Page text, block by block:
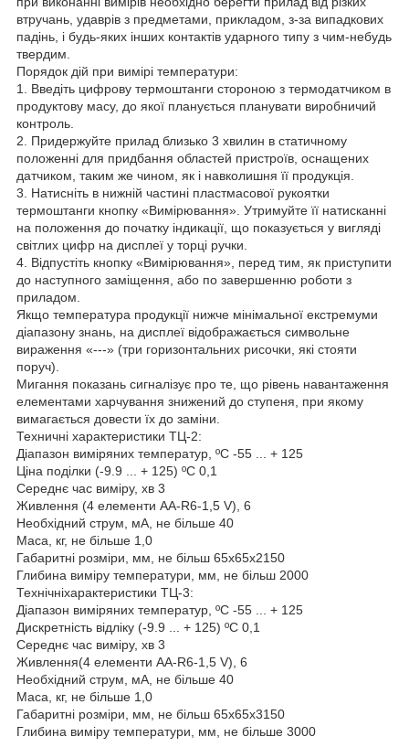
втручань, удаврів з предметами, прикладом, з-за випадкових
падінь, і будь-яких інших контактів ударного типу з чим-небудь
твердим.
Порядок дій при вимірі температури:
1. Введіть цифрову термоштанги стороною з термодатчиком в
продуктову масу, до якої планується планувати виробничий
контроль.
2. Придержуйте прилад близько 3 хвилин в статичному
положенні для придбання областей пристроїв, оснащених
датчиком, таким же чином, як і навколишня її продукція.
3. Натисніть в нижній частині пластмасової рукоятки
термоштанги кнопку «Вимірювання». Утримуйте її натисканні
на положення до початку індикації, що показується у вигляді
світлих цифр на дисплеї у торці ручки.
4. Відпустіть кнопку «Вимірювання», перед тим, як приступити
до наступного заміщення, або по завершенню роботи з
приладом.
Якщо температура продукції нижче мінімальної екстремуми
діапазону знань, на дисплеї відображається символьне
вираження «---» (три горизонтальних рисочки, які стояти
поруч).
Мигання показань сигналізує про те, що рівень навантаження
елементами харчування знижений до ступеня, при якому
вимагається довести їх до заміни.
Техничні характеристики ТЦ-2:
Діапазон виміряних температур, ºС -55 ... + 125
Ціна поділки (-9.9 ... + 125) ºС 0,1
Середнє час виміру, хв 3
Живлення (4 елементи АА-R6-1,5 V), 6
Необхідний струм, мА, не більше 40
Маса, кг, не більше 1,0
Габаритні розміри, мм, не більш 65х65х2150
Глибина виміру температури, мм, не більш 2000
Технічніхарактеристики ТЦ-3:
Діапазон виміряних температур, ºС -55 ... + 125
Дискретність відліку (-9.9 ... + 125) ºС 0,1
Середнє час виміру, хв 3
Живлення(4 елементи АА-R6-1,5 V), 6
Необхідний струм, мА, не більше 40
Маса, кг, не більше 1,0
Габаритні розміри, мм, не більш 65х65х3150
Глибина виміру температури, мм, не більше 3000